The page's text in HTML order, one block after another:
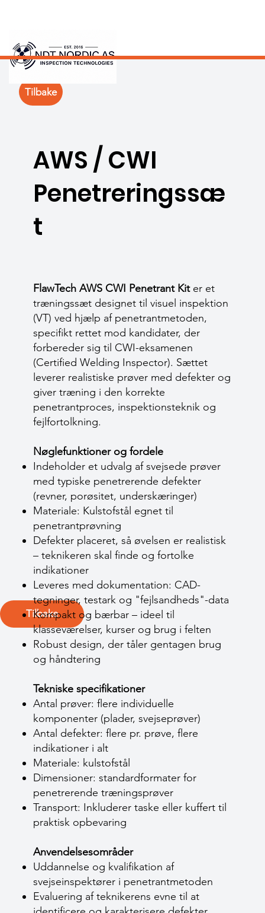
Tilbake
AWS / CWI
Penetreringssæ
t
FlawTech AWS CWI Penetrant Kiter et
træningssæt designet til visuel inspektion
(VT) ved hjælp af penetrantmetoden,
specifikt rettet mod kandidater, der
forbereder sig til CWI-eksamenen
(Certified Welding Inspector). Sættet
leverer realistiske prøver med defekter og
giver træning i den korrekte
penetrantproces, inspektionsteknik og
fejlfortolkning.
Nøglefunktioner og fordele
Indeholder et udvalg af svejsede prøver
med typiske penetrerende defekter
(revner, porøsitet, underskæringer)
Materiale: Kulstofstål egnet til
penetrantprøvning
Defekter placeret, så øvelsen er realistisk
– teknikeren skal finde og fortolke
indikationer
Leveres med dokumentation: CAD-
tegninger, testark og "fejlsandheds"-data
Kompakt og bærbar – ideel til
klasseværelser, kurser og brug i felten
Robust design, der tåler gentagen brug
og håndtering
Tekniske specifikationer
Antal prøver: flere individuelle
komponenter (plader, svejseprøver)
Antal defekter: flere pr. prøve, flere
indikationer i alt
Materiale: kulstofstål
Dimensioner: standardformater for
penetrerende træningsprøver
Transport: Inkluderer taske eller kuffert til
praktisk opbevaring
Anvendelsesområder
Uddannelse og kvalifikation af
svejseinspektører i penetrantmetoden
Evaluering af teknikerens evne til at
Tilbake